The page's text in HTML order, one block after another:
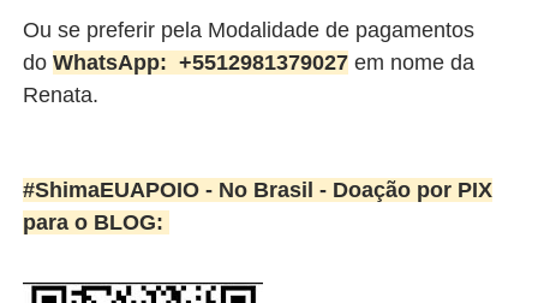
Ou se preferir pela Modalidade de pagamentos
do WhatsApp: +5512981379027em nome da
Renata.
#ShimaEUAPOIO - No Brasil - Doação por PIX
para o BLOG: